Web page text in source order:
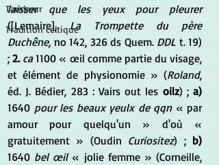
Tambour
Tradition celtique
laisser que les yeux pour pleurer
([Lemaire], La Trompette du père
Duchêne, no 142, 326 ds Quem. DDL t. 19)
; 2. ca 1100 « œil comme partie du visage,
et élément de physionomie » (Roland,
éd. J. Bédier, 283 : Vairs out les oilz) ; a)
1640 pour les beaux yeulx de qqn « par
amour pour quelqu'un » d'où «
gratuitement » (Oudin Curiositez) ; b)
1640 bel œil